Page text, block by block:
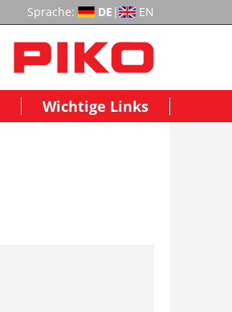
Sprache: DE | EN
Wichtige Links